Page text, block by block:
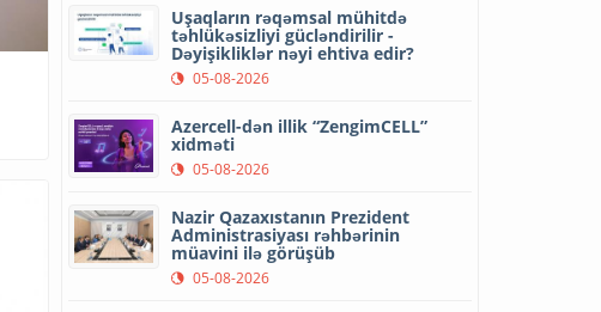
Uşaqların rəqəmsal mühitdə
təhlükəsizliyi gücləndirilir -
Dəyişikliklər nəyi ehtiva edir?
05-08-2026
Azercell-dən illik “ZengimCELL”
xidməti
05-08-2026
Nazir Qazaxıstanın Prezident
Administrasiyası rəhbərinin
müavini ilə görüşüb
05-08-2026